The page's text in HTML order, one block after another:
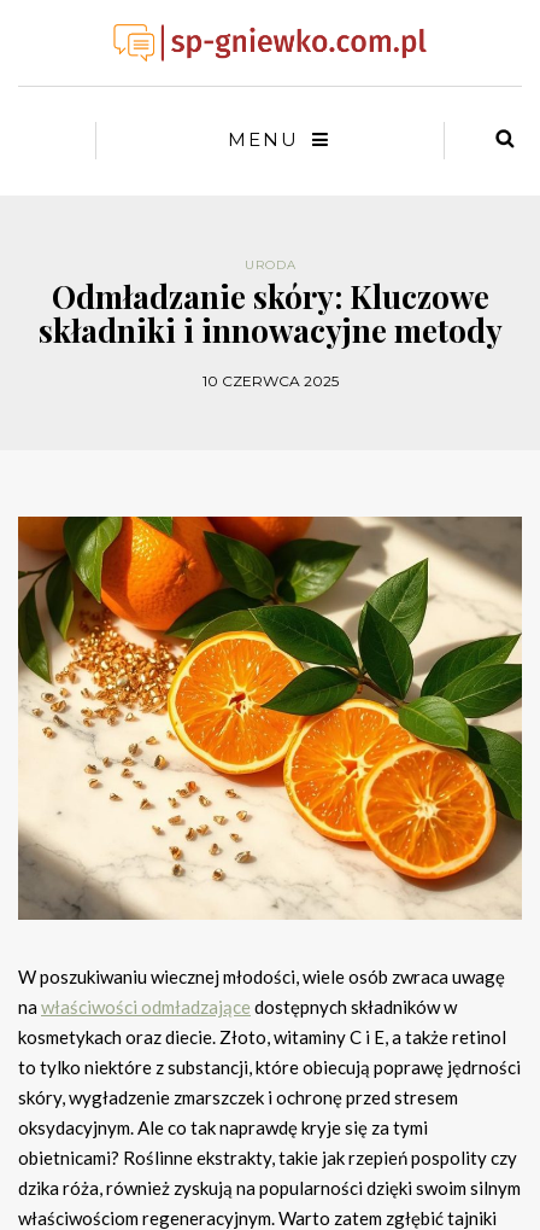
MENU
URODA
Odmładzanie skóry: Kluczowe
składniki i innowacyjne metody
10 CZERWCA 2025
W poszukiwaniu wiecznej młodości, wiele osób zwraca uwagę
nawłaściwości odmładzające dostępnych składników w
kosmetykach oraz diecie. Złoto, witaminy C i E, a także retinol
to tylko niektóre z substancji, które obiecują poprawę jędrności
skóry, wygładzenie zmarszczek i ochronę przed stresem
oksydacyjnym. Ale co tak naprawdę kryje się za tymi
obietnicami? Roślinne ekstrakty, takie jak rzepień pospolity czy
dzika róża, również zyskują na popularności dzięki swoim silnym
właściwościom regeneracyjnym. Warto zatem zgłębić tajniki